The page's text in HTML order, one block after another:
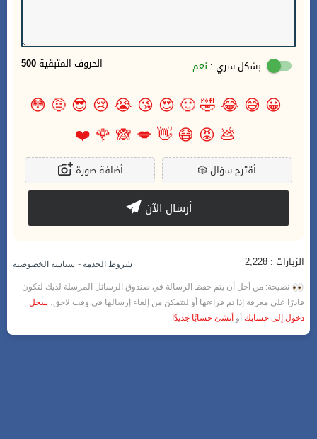
500 الحروف المتبقية بشكل سري : نعم
😀
😅
😂
🤣
🙂
😍
😘
😭
😢
😎
🤨
😳
💩
😡
😷
👋
💋
🙈
🌹
❤️
🎲أقترح سؤال أضافة صورة
أرسال الآن
الزيارات : 2,228 شروط الخدمة - سياسة الخصوصية
نصيحة: من أجل أن يتم حفظ الرسالة في صندوق الرسائل المرسلة لديك لتكون
قادرًا على معرفة إذا تم قراءتها أو لتتمكن من إلغاء إرسالها في وقت لاحق، سجل
دخول إلى حسابك أو أنشئ حسابًا جديدًا .